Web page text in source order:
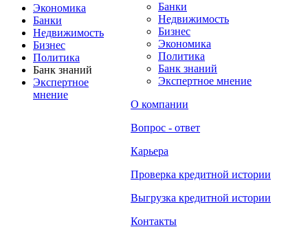
Банки
Недвижимость
Бизнес
Экономика
Политика
Банк знаний
Экспертное мнение
О компании
Вопрос - ответ
Карьера
Проверка кредитной истории
Выгрузка кредитной истории
Контакты
Экономика
Банки
Недвижимость
Бизнес
Политика
Банк знаний
Экспертное
мнение